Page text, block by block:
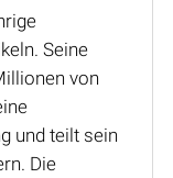
Seine
von
und teilt sein
Die